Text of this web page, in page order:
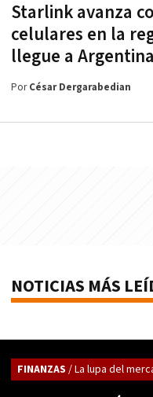
Starlink avanza
celulares en la
llegue a
PorCésar Dergarabedian
NOTICIAS MÁS
FINANZAS / La lupa del